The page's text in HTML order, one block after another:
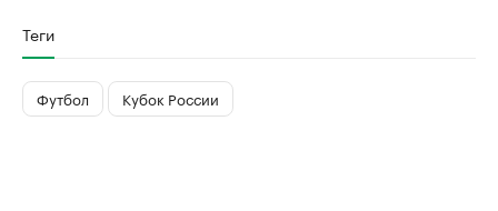
Теги
Футбол Кубок России